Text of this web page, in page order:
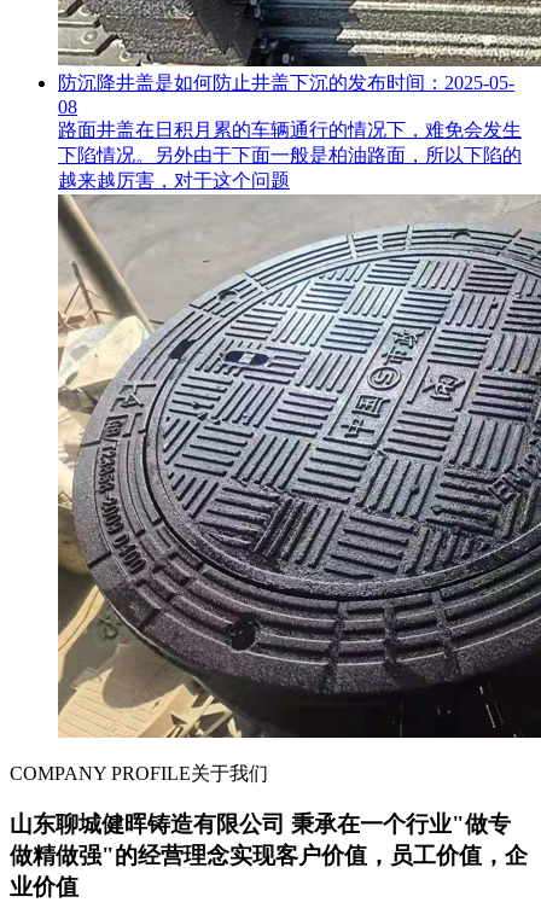
防沉降井盖是如何防止井盖下沉的发布时间：2025-05-
08
路面井盖在日积月累的车辆通行的情况下，难免会发生
下陷情况。另外由于下面一般是柏油路面，所以下陷的
越来越厉害，对于这个问题
COMPANY PROFILE关于我们
山东聊城健晖铸造有限公司 秉承在一个行业"做专
做精做强"的经营理念实现客户价值，员工价值，企
业价值